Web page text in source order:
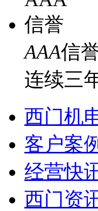
AAA信
连续三
西门机
客户案
经营快
西门资